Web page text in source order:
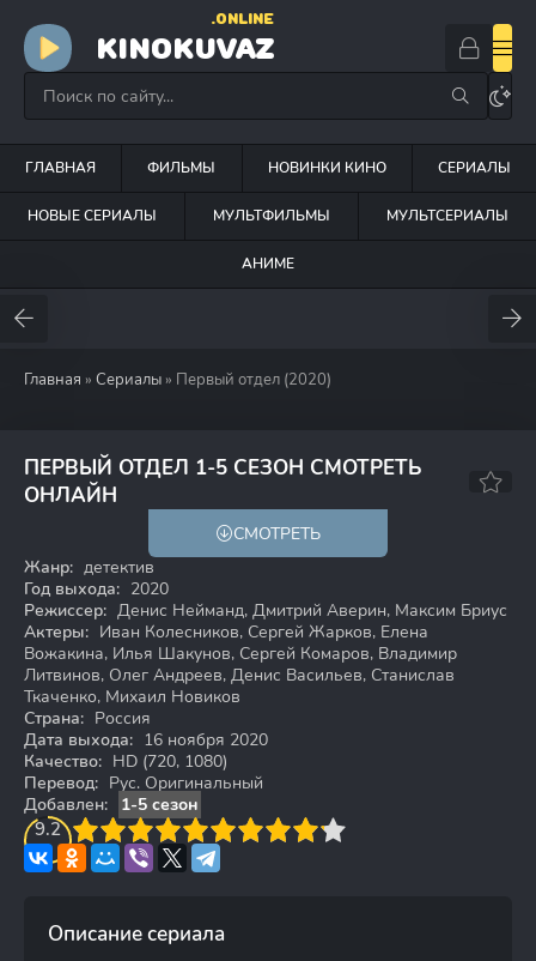
KINOKUVAZ
.ONLINE
ГЛАВНАЯ ФИЛЬМЫ НОВИНКИ КИНО СЕРИАЛЫ
НОВЫЕ СЕРИАЛЫ МУЛЬТФИЛЬМЫ МУЛЬТСЕРИАЛЫ
АНИМЕ
Главная » Сериалы » Первый отдел (2020)
ПЕРВЫЙ ОТДЕЛ 1-5 СЕЗОН СМОТРЕТЬ
ОНЛАЙН
СМОТРЕТЬ
Жанр: детектив
Год выхода: 2020
Режиссер: Денис Нейманд, Дмитрий Аверин, Максим Бриус
Актеры: Иван Колесников, Сергей Жарков, Елена
Вожакина, Илья Шакунов, Сергей Комаров, Владимир
Литвинов, Олег Андреев, Денис Васильев, Станислав
Ткаченко, Михаил Новиков
Страна: Россия
Дата выхода: 16 ноября 2020
Качество: HD (720, 1080)
Перевод: Рус. Оригинальный
Добавлен:
1-5 сезон
9.2
4 5 6 7 8 9 10
Описание сериала